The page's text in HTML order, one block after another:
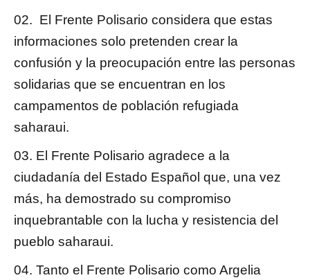
El Frente Polisario considera que estas
informaciones solo pretenden crear la
confusión y la preocupación entre las personas
solidarias que se encuentran en los
campamentos de población refugiada
saharaui.
El Frente Polisario agradece a la
ciudadanía del Estado Español que, una vez
más, ha demostrado su compromiso
inquebrantable con la lucha y resistencia del
pueblo saharaui.
Tanto el Frente Polisario como Argelia